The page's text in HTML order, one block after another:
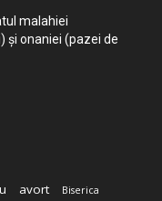
malahiei
şi onaniei (pazei de
avort Biserica